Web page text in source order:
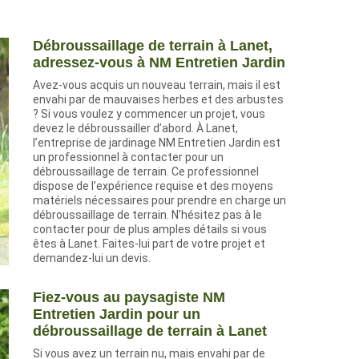
Débroussaillage de terrain à Lanet,
adressez-vous à NM Entretien Jardin
Avez-vous acquis un nouveau terrain, mais il est
envahi par de mauvaises herbes et des arbustes
? Si vous voulez y commencer un projet, vous
devez le débroussailler d’abord. À Lanet,
l’entreprise de jardinage NM Entretien Jardin est
un professionnel à contacter pour un
débroussaillage de terrain. Ce professionnel
dispose de l’expérience requise et des moyens
matériels nécessaires pour prendre en charge un
débroussaillage de terrain. N’hésitez pas à le
contacter pour de plus amples détails si vous
êtes à Lanet. Faites-lui part de votre projet et
demandez-lui un devis.
Fiez-vous au paysagiste NM
Entretien Jardin pour un
débroussaillage de terrain à Lanet
Si vous avez un terrain nu, mais envahi par de